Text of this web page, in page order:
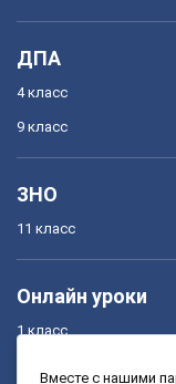
ДПА
4 класс
9 класс
ЗНО
11 класс
Онлайн уроки
1 класс
Вместе с нашими